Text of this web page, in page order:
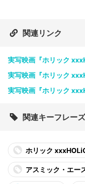
関連リンク
実写映画『ホリック
実写映画『ホリック
実写映画『ホリック
関連キーフレーズ
ホリック
アスミック・エー